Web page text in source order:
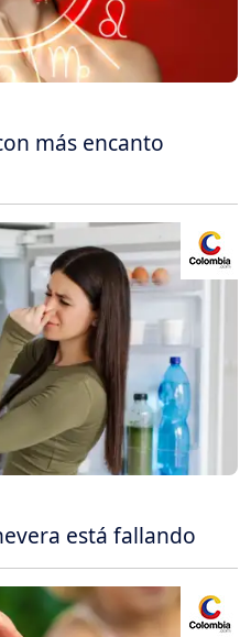
más encanto
está fallando